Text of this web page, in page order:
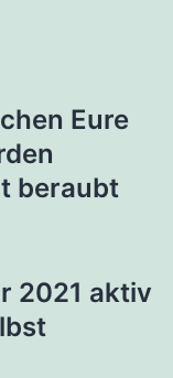
Eure
beraubt
2021 aktiv